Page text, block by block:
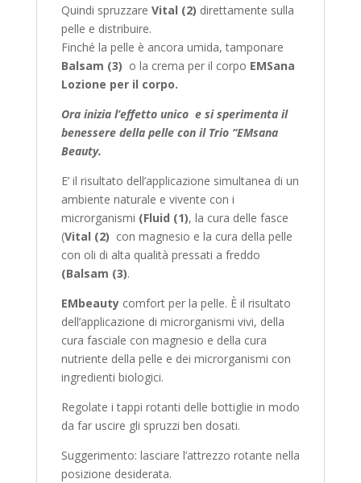
Quindi spruzzare Vital (2) direttamente sulla
pelle e distribuire.
Finché la pelle è ancora umida, tamponare
Balsam (3) o la crema per il corpo EMSana
Lozione per il corpo.
Ora inizia l’effetto unico e si sperimenta il
benessere della pelle con il Trio “EMsana
Beauty.
E’ il risultato dell’applicazione simultanea di un
ambiente naturale e vivente con i
microrganismi (Fluid (1), la cura delle fasce
(Vital (2) con magnesio e la cura della pelle
con oli di alta qualità pressati a freddo
(Balsam (3).
EMbeautycomfort per la pelle. È il risultato
dell’applicazione di microrganismi vivi, della
cura fasciale con magnesio e della cura
nutriente della pelle e dei microrganismi con
ingredienti biologici.
Regolate i tappi rotanti delle bottiglie in modo
da far uscire gli spruzzi ben dosati.
Suggerimento: lasciare l’attrezzo rotante nella
posizione desiderata.